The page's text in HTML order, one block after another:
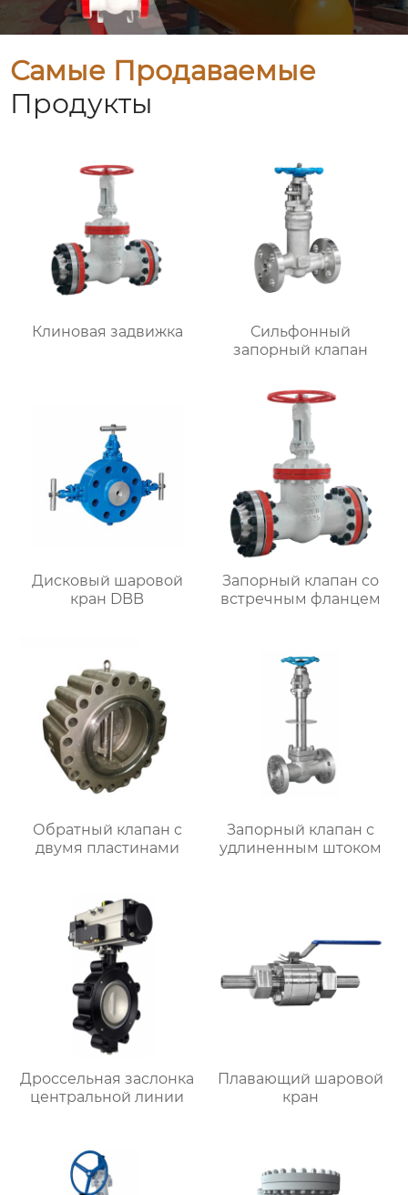
Самые Продаваемые
Продукты
Клиновая задвижка
Сильфонный
запорный клапан
Дисковый шаровой
кран DBB
Запорный клапан со
встречным фланцем
Обратный клапан с
двумя пластинами
Запорный клапан с
удлиненным штоком
Дроссельная заслонка
центральной линии
Плавающий шаровой
кран